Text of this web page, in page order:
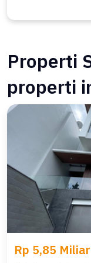
Properti
properti
Rp 5,85 Miliar